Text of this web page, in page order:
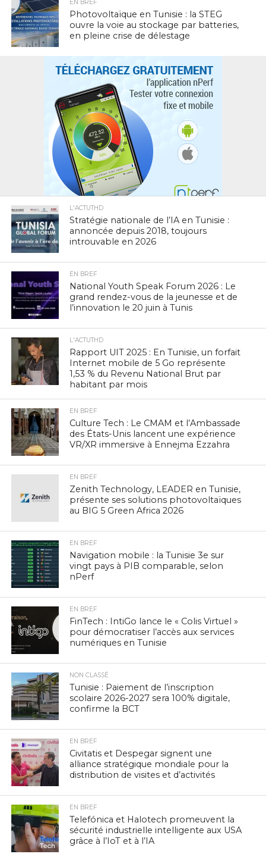
EN BREF
Photovoltaïque en Tunisie : la STEG
ouvre la voie au stockage par batteries,
en pleine crise de délestage
L'ACTUTHD
Stratégie nationale de l’IA en Tunisie :
annoncée depuis 2018, toujours
introuvable en 2026
EN BREF
National Youth Speak Forum 2026 : Le
grand rendez-vous de la jeunesse et de
l’innovation le 20 juin à Tunis
L'ACTUTHD
Rapport UIT 2025 : En Tunisie, un forfait
Internet mobile de 5 Go représente
1,53 % du Revenu National Brut par
habitant par mois
EN BREF
Culture Tech : Le CMAM et l’Ambassade
des États-Unis lancent une expérience
VR/XR immersive à Ennejma Ezzahra
EN BREF
Zenith Technology, LEADER en Tunisie,
présente ses solutions photovoltaïques
au BIG 5 Green Africa 2026
EN BREF
Navigation mobile : la Tunisie 3e sur
vingt pays à PIB comparable, selon
nPerf
EN BREF
FinTech : IntiGo lance le « Colis Virtuel »
pour démocratiser l’accès aux services
numériques en Tunisie
NON CLASSÉ
Tunisie : Paiement de l’inscription
scolaire 2026-2027 sera 100% digitale,
confirme la BCT
EN BREF
Civitatis et Despegar signent une
alliance stratégique mondiale pour la
distribution de visites et d’activités
EN BREF
Telefónica et Halotech promeuvent la
sécurité industrielle intelligente aux USA
grâce à l’IoT et à l’IA